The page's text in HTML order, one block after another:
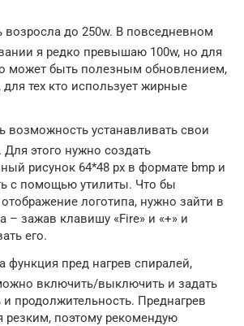
до 250w. В повседневном
я редко превышаю 100w, но для
может быть полезным обновлением,
для тех кто использует жирные
возможность устанавливать свои
этого нужно создать
рисунок 64*48 px в формате bmp и
с помощью утилиты. Что бы
логотипа, нужно зайти в
– зажав клавишу «Fire» и «+» и
его.
функция пред нагрев спиралей,
включить/выключить и задать
продолжительность. Преднагрев
резким, поэтому рекомендую